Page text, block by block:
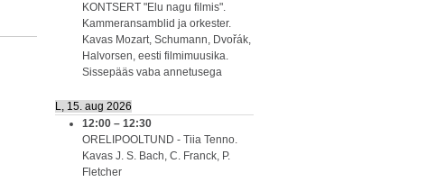
KONTSERT "Elu nagu filmis".
Kammeransamblid ja orkester.
Kavas Mozart, Schumann, Dvořák,
Halvorsen, eesti filmimuusika.
Sissepääs vaba annetusega
L, 15. aug 2026
12:00 – 12:30
ORELIPOOLTUND - Tiia Tenno.
Kavas J. S. Bach, C. Franck, P.
Fletcher